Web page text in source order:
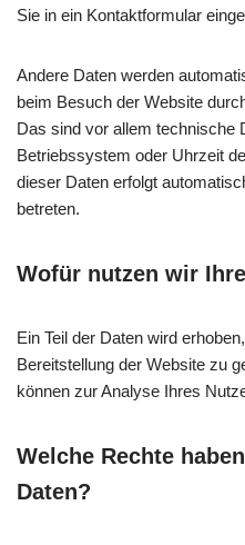
Sie in ein Kontaktformular
Andere Daten werden
beim Besuch der Website
Das sind vor allem technische
Betriebssystem oder Uhrzeit
dieser Daten erfolgt
betreten.
Wofür nutzen wir
Ein Teil der Daten wird
Bereitstellung der Website zu
können zur Analyse Ihres
Welche Rechte
Daten?